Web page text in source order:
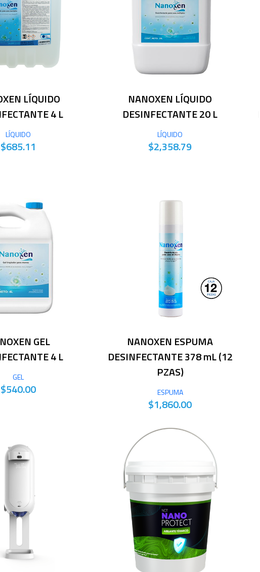
LÍQUIDO
4 L
LÍQUIDO
$685.11
NANOXEN LÍQUIDO
DESINFECTANTE 20 L
LÍQUIDO
$2,358.79
GEL
4 L
GEL
$540.00
NANOXEN ESPUMA
DESINFECTANTE 378 mL (12
PZAS)
ESPUMA
$1,860.00